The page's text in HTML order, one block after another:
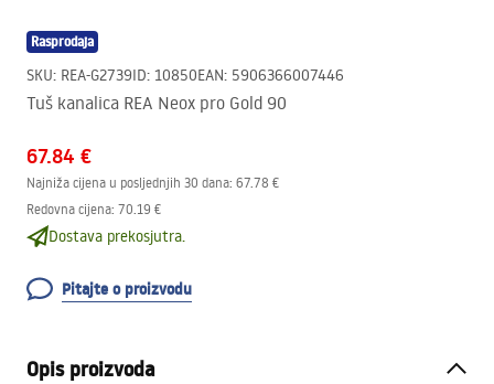
Rasprodaja
SKU: REA-G2739ID: 10850EAN: 5906366007446
Tuš kanalica REA Neox pro Gold 90
67.84 €
Najniža cijena u posljednjih 30 dana: 67.78 €
Redovna cijena: 70.19 €
Dostava prekosjutra.
Pitajte o proizvodu
Opis proizvoda